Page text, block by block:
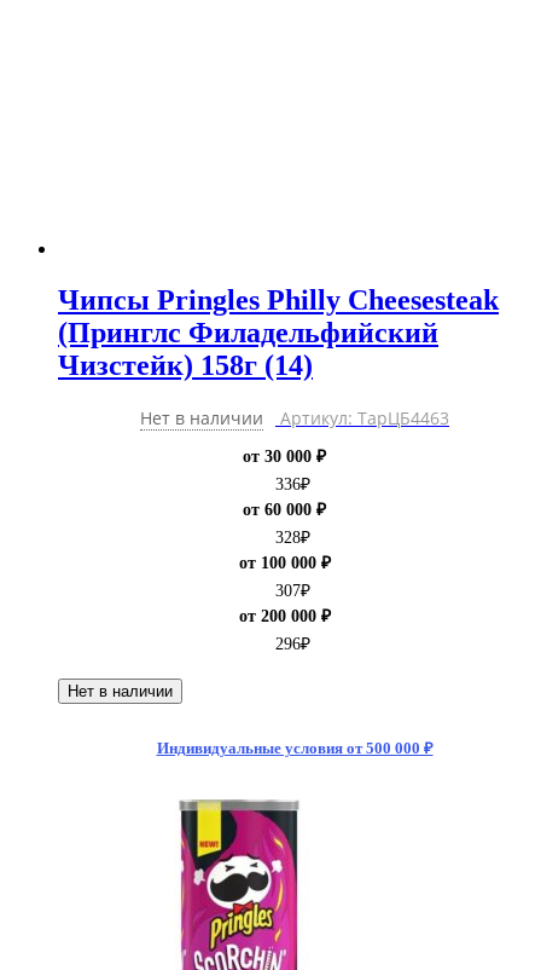
Чипсы Pringles Philly Cheesesteak
(Принглс Филадельфийский
Чизстейк) 158г (14)
Нет в наличии Артикул: ТарЦБ4463
от 30 000 ₽
336₽
от 60 000 ₽
328₽
от 100 000 ₽
307₽
от 200 000 ₽
296₽
Нет в наличии
Индивидуальные условия от 500 000 ₽